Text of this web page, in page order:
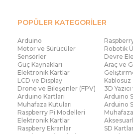
POPÜLER KATEGORİLER
Arduino
Motor ve Sürücüler
Robotik
Sensörler
Devre
Güç Kaynakları
Araç ve
Elektronik Kartlar
LCD ve Display
Drone ve Bileşenler (FPV)
3D
Arduino Kartları
Arduino
Muhafaza Kutuları
Arduino
Raspberry Pi Modelleri
Elektronik Kartlar
Raspbery Ekranlar
SD